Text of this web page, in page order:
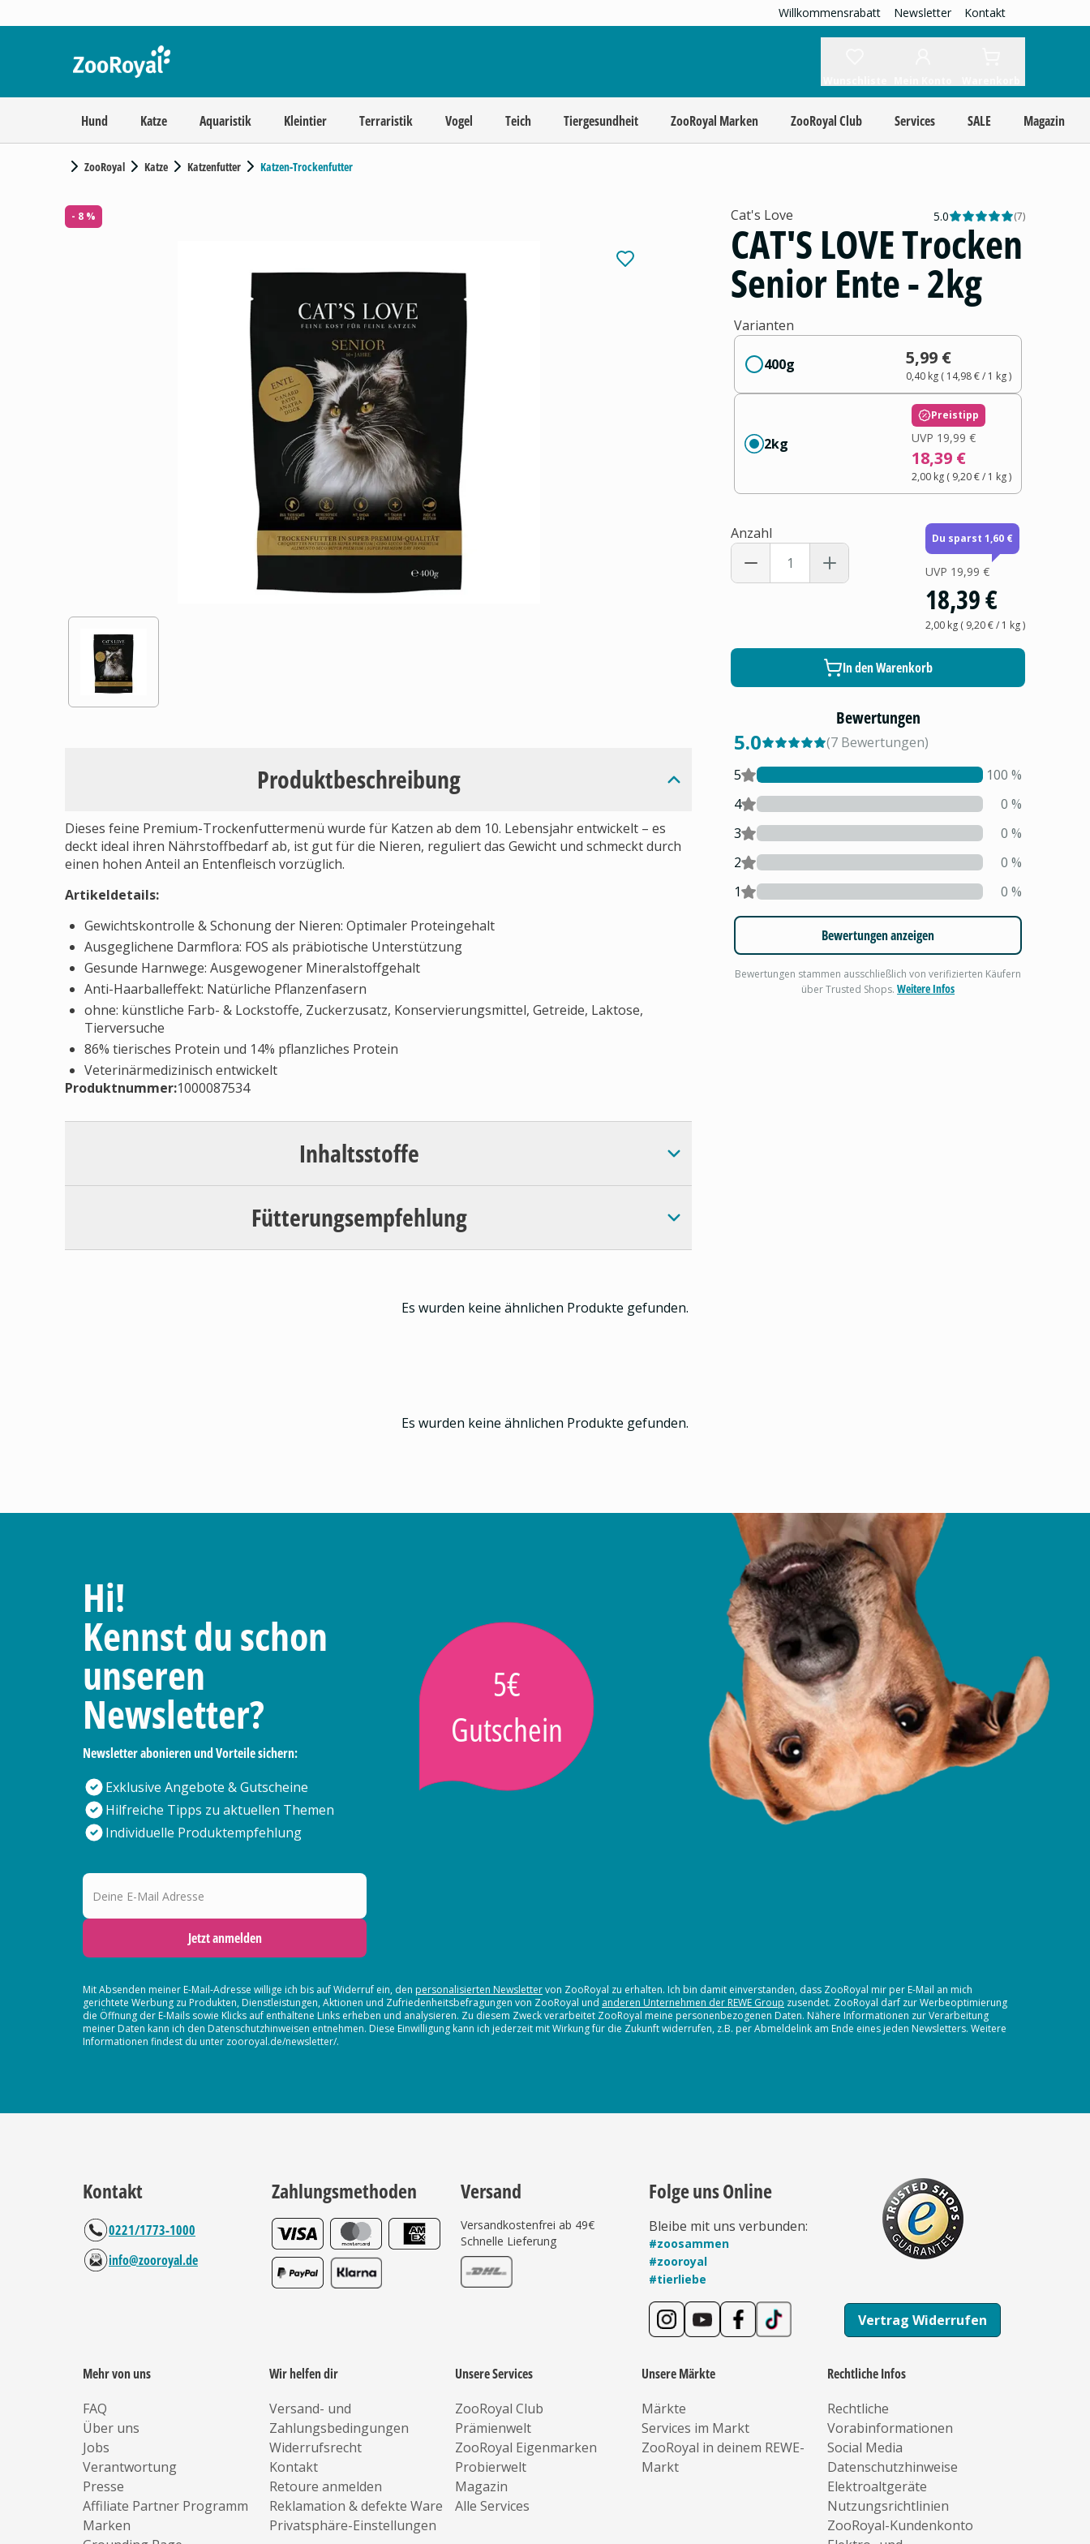
Willkommensrabatt Newsletter Kontakt
Hund Katze Aquaristik Kleintier Terraristik Vogel Teich Tiergesundheit ZooRoyal Marken ZooRoyal Club Services SALE Magazin
ZooRoyal Katze Katzenfutter Katzen-Trockenfutter
- 8 %
Produktbeschreibung
Dieses feine Premium-Trockenfuttermenü wurde für Katzen ab dem 10. Lebensjahr entwickelt – es
deckt ideal ihren Nährstoffbedarf ab, ist gut für die Nieren, reguliert das Gewicht und schmeckt durch
einen hohen Anteil an Entenfleisch vorzüglich.
Artikeldetails:
Gewichtskontrolle & Schonung der Nieren: Optimaler Proteingehalt
Ausgeglichene Darmflora: FOS als präbiotische Unterstützung
Gesunde Harnwege: Ausgewogener Mineralstoffgehalt
Anti-Haarballeffekt: Natürliche Pflanzenfasern
ohne: künstliche Farb- & Lockstoffe, Zuckerzusatz, Konservierungsmittel, Getreide, Laktose,
Tierversuche
86% tierisches Protein und 14% pflanzliches Protein
Veterinärmedizinisch entwickelt
Produktnummer:1000087534
Inhaltsstoffe
Fütterungsempfehlung
Cat's Love 5.0 (7)
CAT'S LOVE Trocken
Senior Ente - 2kg
Varianten
400g 5,99 €
0,40 kg( 14,98 €/ 1 kg)
2kg
Preistipp
UVP 19,99 €
18,39 €
2,00 kg( 9,20 €/ 1 kg)
Anzahl Du sparst 1,60 €
UVP 19,99 €
18,39 €
2,00 kg( 9,20 €/ 1 kg)
In den Warenkorb
Bewertungen
5.0 (7 Bewertungen)
5
100 %
4
0 %
3
0 %
2
0 %
1
0 %
Bewertungen anzeigen
Bewertungen stammen ausschließlich von verifizierten Käufern
über Trusted Shops.Weitere Infos
Es wurden keine ähnlichen Produkte gefunden.
Es wurden keine ähnlichen Produkte gefunden.
Hi!
Kennst du schon
unseren
Newsletter?
Newsletter abonieren und Vorteile sichern:
Exklusive Angebote & Gutscheine
Hilfreiche Tipps zu aktuellen Themen
Individuelle Produktempfehlung
5€
Gutschein
Deine E-Mail Adresse
Jetzt anmelden
Mit Absenden meiner E-Mail-Adresse willige ich bis auf Widerruf ein, den personalisierten Newslettervon ZooRoyal zu erhalten. Ich bin damit einverstanden, dass ZooRoyal mir per E-Mail an mich
gerichtete Werbung zu Produkten, Dienstleistungen, Aktionen und Zufriedenheitsbefragungen von ZooRoyal und anderen Unternehmen der REWE Group zusendet. ZooRoyal darf zur Werbeoptimierung
die Öffnung der E-Mails sowie Klicks auf enthaltene Links erheben und analysieren. Zu diesem Zweck verarbeitet ZooRoyal meine personenbezogenen Daten. Nähere Informationen zur Verarbeitung
meiner Daten kann ich den Datenschutzhinweisen entnehmen. Diese Einwilligung kann ich jederzeit mit Wirkung für die Zukunft widerrufen, z.B. per Abmeldelink am Ende eines jeden Newsletters. Weitere
Informationen findest du unter zooroyal.de/newsletter/.
Kontakt
0221/1773-1000
info@zooroyal.de
Zahlungsmethoden Versand
Versandkostenfrei ab 49€
Schnelle Lieferung
Folge uns Online
Bleibe mit uns verbunden:
#zoosammen
#zooroyal
#tierliebe
Vertrag Widerrufen
Mehr von uns
FAQ
Über uns
Jobs
Verantwortung
Presse
Affiliate Partner Programm
Marken
Wir helfen dir
Versand- und
Zahlungsbedingungen
Widerrufsrecht
Kontakt
Retoure anmelden
Reklamation & defekte Ware
Privatsphäre-Einstellungen
Unsere Services
ZooRoyal Club
Prämienwelt
ZooRoyal Eigenmarken
Probierwelt
Magazin
Alle Services
Unsere Märkte
Märkte
Services im Markt
ZooRoyal in deinem REWE-
Markt
Rechtliche Infos
Rechtliche
Vorabinformationen
Social Media
Datenschutzhinweise
Elektroaltgeräte
Nutzungsrichtlinien
ZooRoyal-Kundenkonto